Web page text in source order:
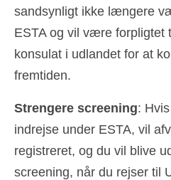
sandsynligt ikke længere
ESTA og vil være forpligtet
konsulat i udlandet for at
fremtiden.
Strengere screening:
indrejse under ESTA, vil
registreret, og du vil blive
screening, når du rejser til